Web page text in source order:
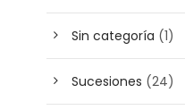
Sin categoría (1)
Sucesiones (24)